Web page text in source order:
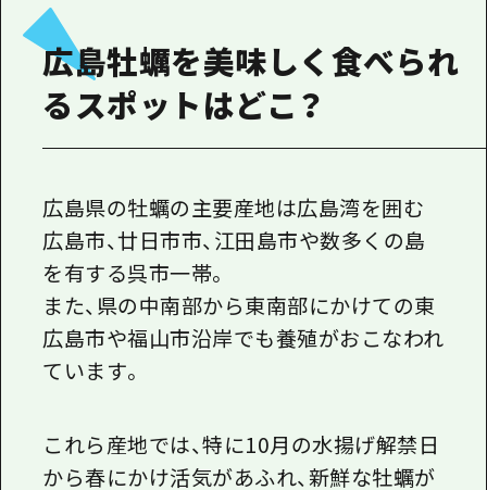
広島牡蠣を美味しく食べられ
るスポットはどこ？
広島県の牡蠣の主要産地は広島湾を囲む
広島市、廿日市市、江田島市や数多くの島
を有する呉市一帯。
また、県の中南部から東南部にかけての東
広島市や福山市沿岸でも養殖がおこなわれ
ています。
これら産地では、特に10月の水揚げ解禁日
から春にかけ活気があふれ、新鮮な牡蠣が